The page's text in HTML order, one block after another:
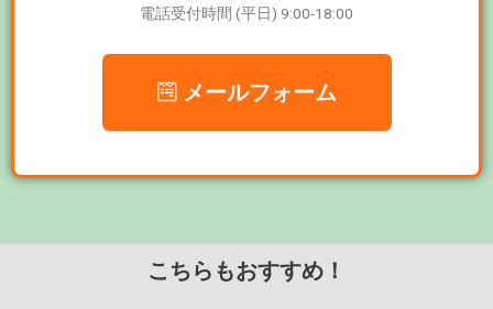
電話受付時間 (平日) 9:00-18:00
メールフォーム
こちらもおすすめ！